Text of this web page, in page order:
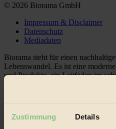
Zustimmung Details
© 2026 Biorama GmbH
Impressum & Disclaimer
Datenschutz
Mediadaten
Biorama steht für einen
Lebenswandel. Es ist eine
und Produkte, ein Leitfaden im
22.601 Fans auf Facebook